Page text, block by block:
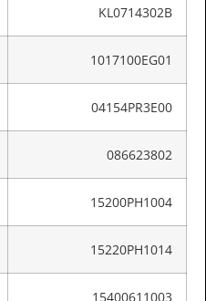
KL0714302B
1017100EG01
04154PR3E00
086623802
15200PH1004
15220PH1014
15400611003